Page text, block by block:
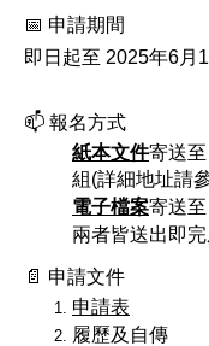
📅 申請期間
即日起至 2025年6月
📫 報名方式
紙本文件寄送
組(詳細地址請
電子檔案寄送至
兩者皆送出即
📄 申請文件
申請表
履歷及自傳